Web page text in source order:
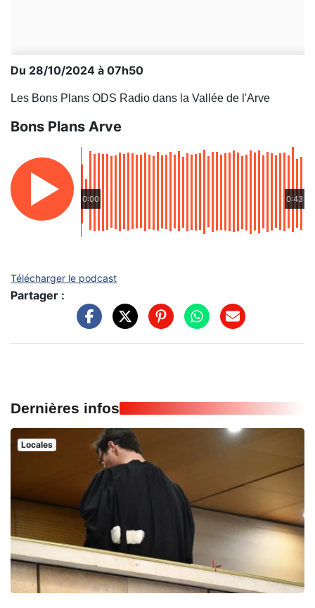
Du 28/10/2024 à 07h50
Les Bons Plans ODS Radio dans la Vallée de l'Arve
Bons Plans Arve
0:00 0:43
Télécharger le podcast
Partager :
Dernières infos
Locales